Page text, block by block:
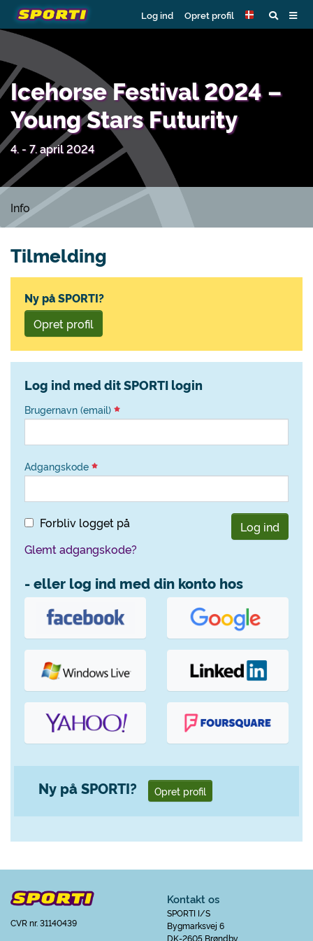
Log ind Opret profil
Icehorse Festival 2024 –
Young Stars Futurity
4. - 7. april 2024
Info
Tilmelding
Ny på SPORTI?
Opret profil
Log ind med dit SPORTI login
Brugernavn (email)
Adgangskode
Forbliv logget på
Log ind
Glemt adgangskode?
- eller log ind med din konto hos
Ny på SPORTI? Opret profil
CVR nr. 31140439
Kontakt os
SPORTI I/S
Bygmarksvej 6
DK-2605 Brøndby